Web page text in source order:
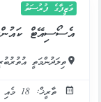
ވަޒީފާގެ ފުރުސަތު
އެސޯސިއޭޓް
ތިލަދުންމަތީ
ތާރީޚް: 18 މެއި 2023